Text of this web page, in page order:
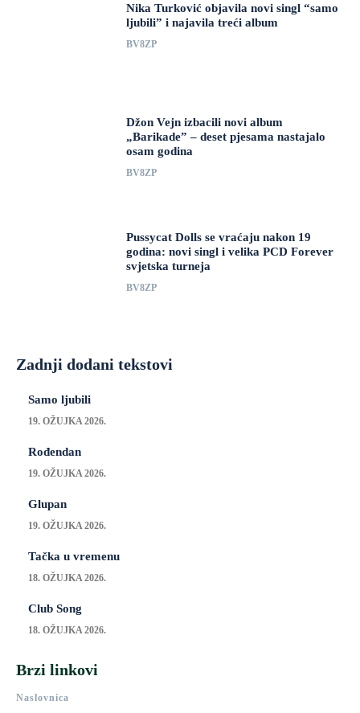
Nika Turković objavila novi singl “samo
ljubili” i najavila treći album
BV8ZP
Džon Vejn izbacili novi album
„Barikade” – deset pjesama nastajalo
osam godina
BV8ZP
Pussycat Dolls se vraćaju nakon 19
godina: novi singl i velika PCD Forever
svjetska turneja
BV8ZP
Zadnji dodani tekstovi
Samo ljubili
19. OŽUJKA 2026.
Rođendan
19. OŽUJKA 2026.
Glupan
19. OŽUJKA 2026.
Tačka u vremenu
18. OŽUJKA 2026.
Club Song
18. OŽUJKA 2026.
Brzi linkovi
Naslovnica